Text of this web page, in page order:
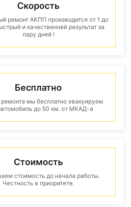
Скорость
ремонт АКПП производится от 1 до
и качественнвй результат за
пару дней !
Бесплатно
мы бесплатно эвакуируем
до 50 км. от МКАД-а
Стоимость
стоимость до начала работы.
Честность в приоритете.